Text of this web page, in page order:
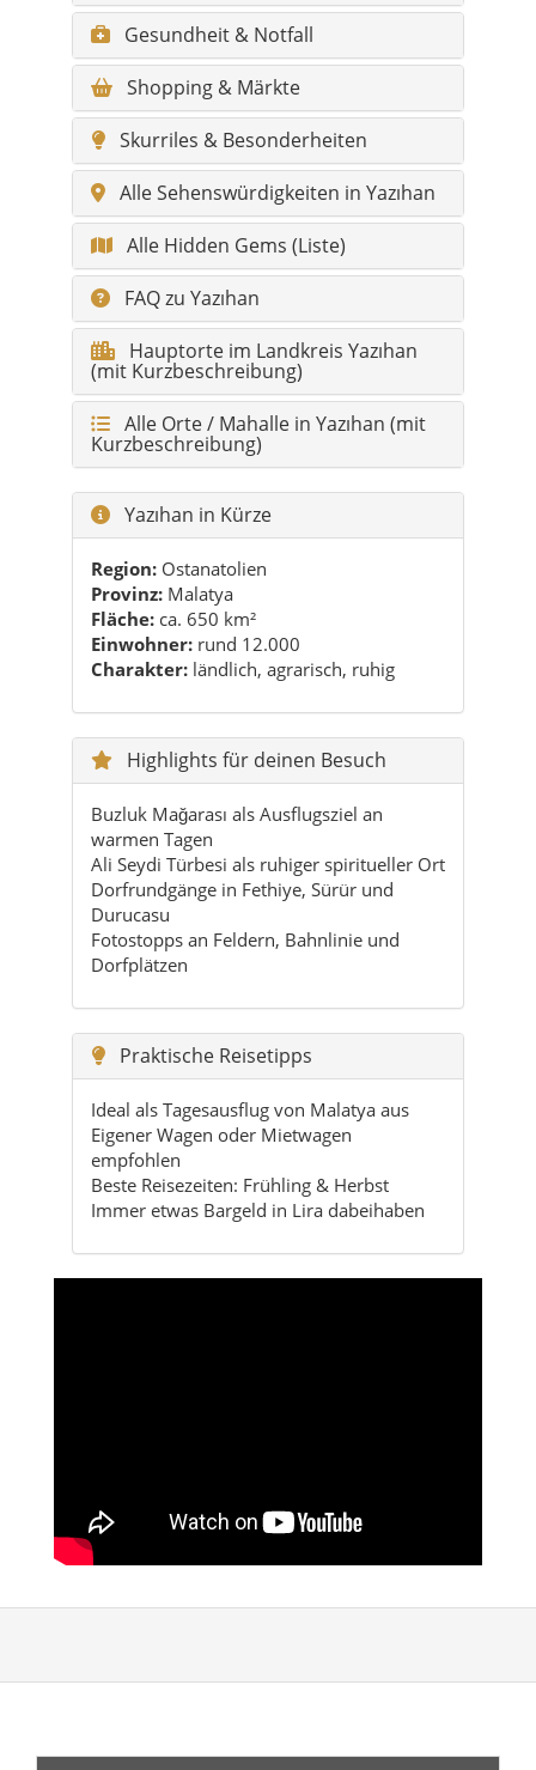
Skurriles & Besonderheiten
Alle Sehenswürdigkeiten in Yazıhan
Alle Hidden Gems (Liste)
FAQ zu Yazıhan
Hauptorte im Landkreis Yazıhan
(mit Kurzbeschreibung)
Alle Orte / Mahalle in Yazıhan (mit
Kurzbeschreibung)
Yazıhan in Kürze
Region:Ostanatolien
Provinz:Malatya
Fläche:ca. 650 km²
Einwohner: rund 12.000
Charakter:ländlich, agrarisch, ruhig
Highlights für deinen Besuch
Buzluk Mağarası als Ausflugsziel an
warmen Tagen
Ali Seydi Türbesi als ruhiger spiritueller Ort
Dorfrundgänge in Fethiye, Sürür und
Durucasu
Fotostopps an Feldern, Bahnlinie und
Dorfplätzen
Praktische Reisetipps
Ideal als Tagesausflug von Malatya aus
Eigener Wagen oder Mietwagen
empfohlen
Beste Reisezeiten: Frühling & Herbst
Immer etwas Bargeld in Lira dabeihaben
Datenschutz Impressum Sitemap